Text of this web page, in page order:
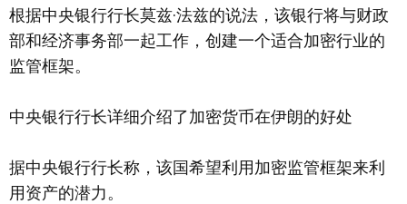
根据中央银行行长莫兹·法兹的说法，该银行将与财政
部和经济事务部一起工作，创建一个适合加密行业的
监管框架。
中央银行行长详细介绍了加密货币在伊朗的好处
据中央银行行长称，该国希望利用加密监管框架来利
用资产的潜力。